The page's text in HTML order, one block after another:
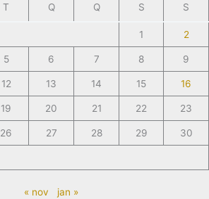
T Q Q S S
1 2
5 6 7 8 9
12 13 14 15 16
19 20 21 22 23
26 27 28 29 30
« nov jan »